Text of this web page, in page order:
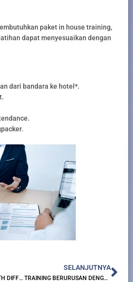
paket in house training,
dapat menyesuaikan dengan
dari bandara ke hotel*.
TRAINING DEALING WITH DIFFICULT PEOPLE
SELANJUTNYA
TRAINING BERURUSAN DENGAN ORANG-ORANG SULIT